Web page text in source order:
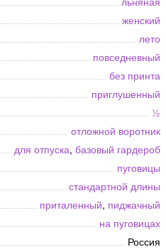
женский
лето
повседневный
без принта
приглушенный
½
отложной воротник
для отпуска, базовый гардероб
пуговицы
стандартной длины
приталенный, пиджачный
на пуговицах
Россия